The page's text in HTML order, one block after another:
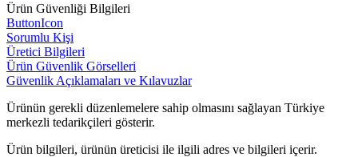
Ürün Güvenliği Bilgileri
ButtonIcon
Sorumlu Kişi
Üretici Bilgileri
Ürün Güvenlik Görselleri
Güvenlik Açıklamaları ve Kılavuzlar
Ürünün gerekli düzenlemelere sahip olmasını sağlayan Türkiye
merkezli tedarikçileri gösterir.
Ürün bilgileri, ürünün üreticisi ile ilgili adres ve bilgileri içerir.